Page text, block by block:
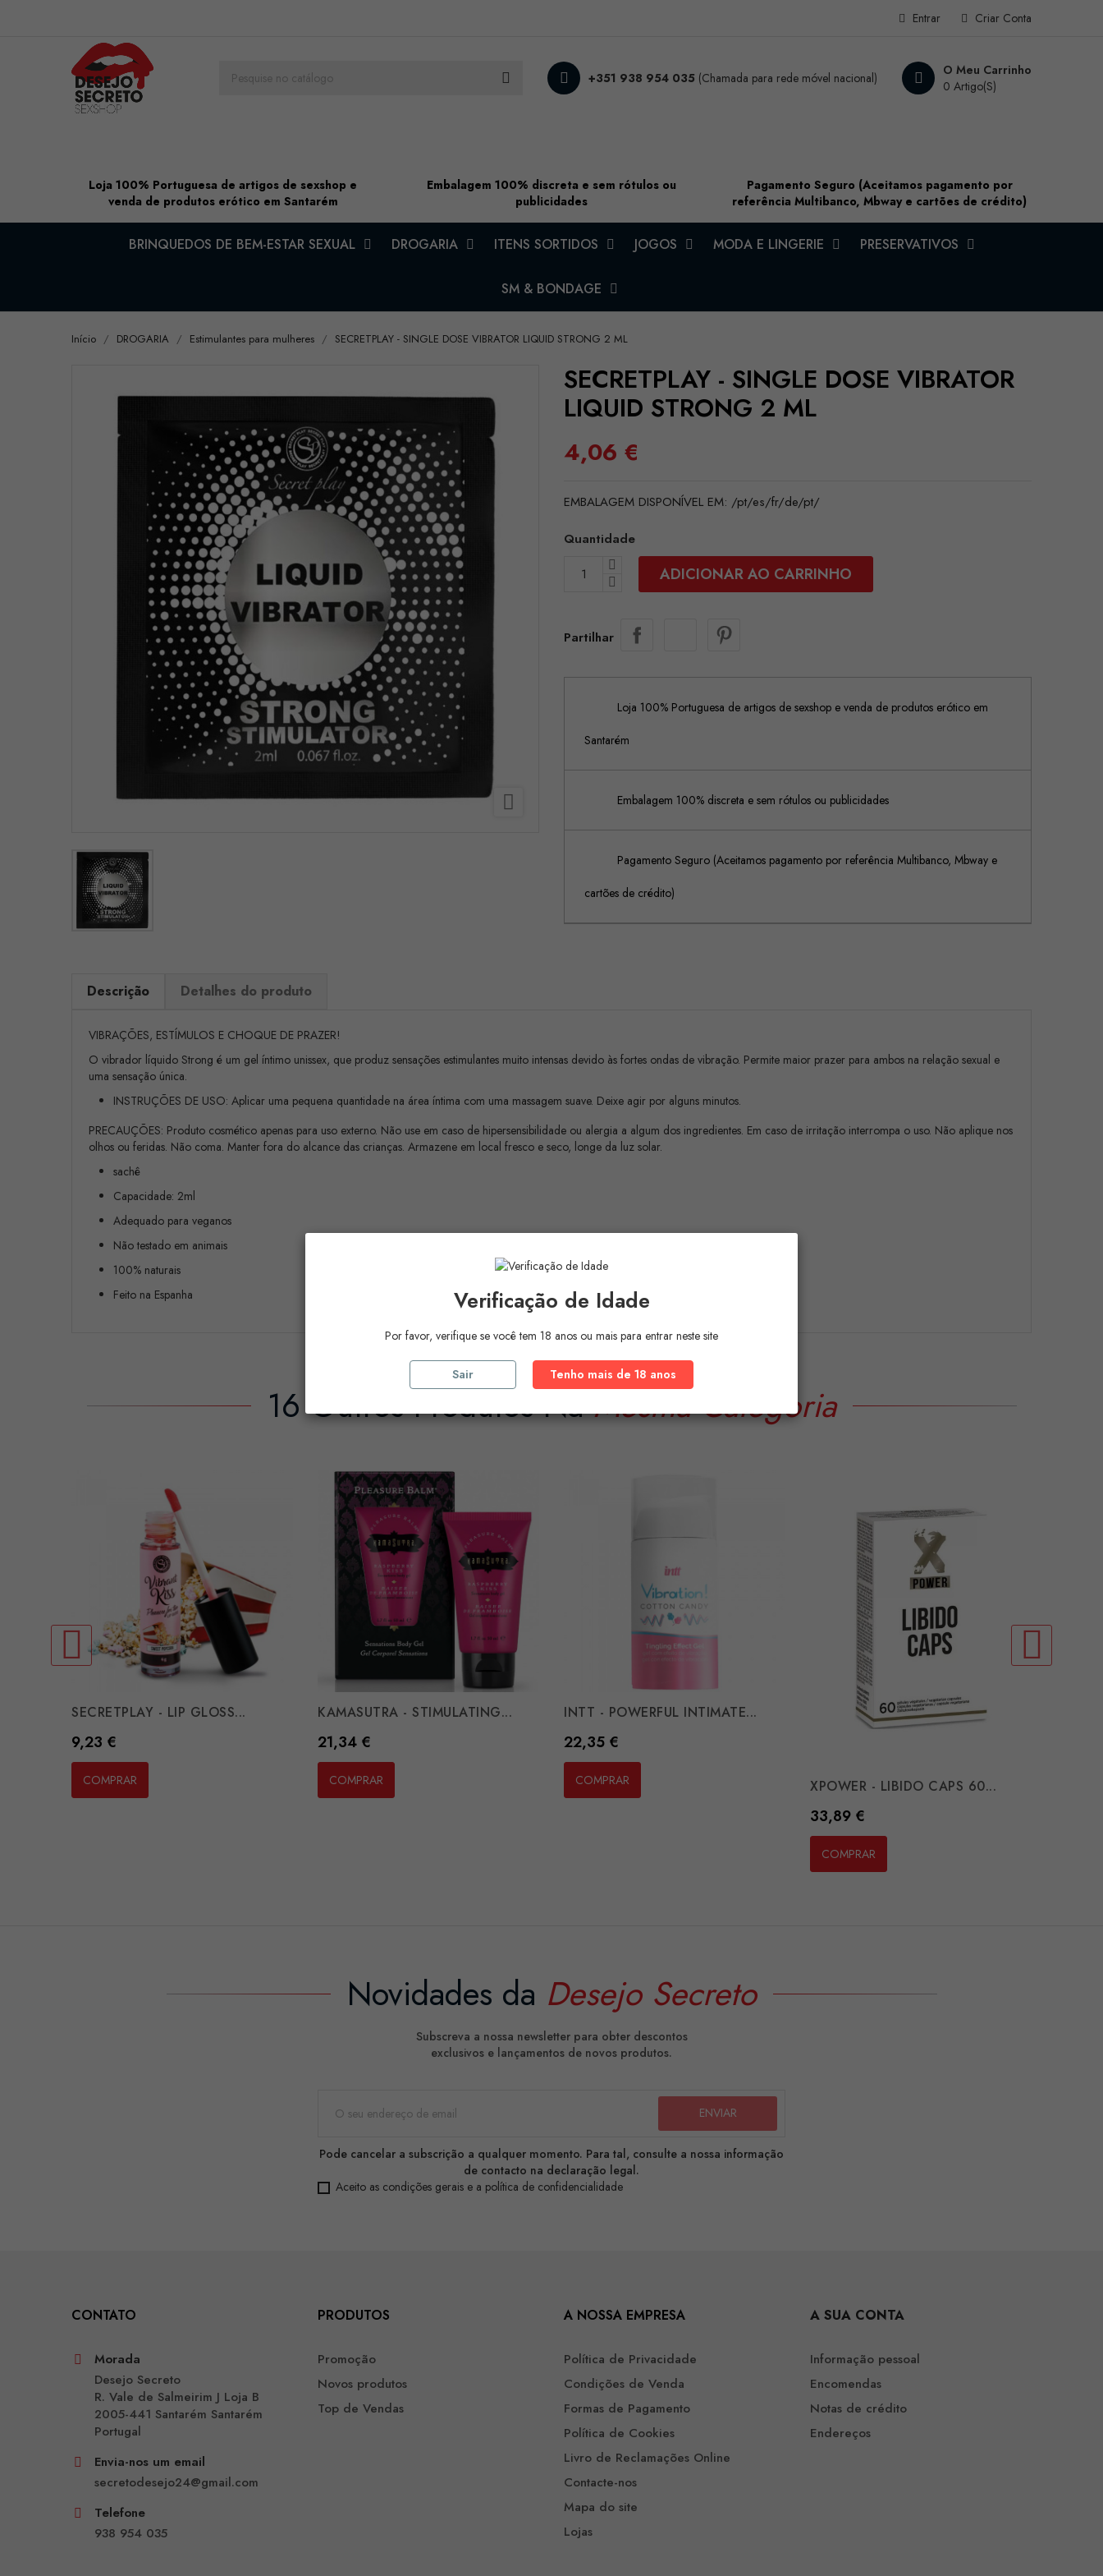
Criar Conta
Entrar
O Meu Carrinho
0 Artigo(s)
+351 938 954 035 (Chamada para rede móvel nacional)
Loja 100% Portuguesa de artigos de sexshop e
venda de produtos erótico em Santarém
Embalagem 100% discreta e sem rótulos ou
publicidades
Pagamento Seguro (Aceitamos pagamento por
referência Multibanco, Mbway e cartões de crédito)
BRINQUEDOS DE BEM-ESTAR SEXUAL DROGARIA ITENS SORTIDOS JOGOS MODA E LINGERIE PRESERVATIVOS
SM & BONDAGE
Início DROGARIA Estimulantes para mulheres SECRETPLAY - SINGLE DOSE VIBRATOR LIQUID STRONG 2 ML

SECRETPLAY - SINGLE DOSE VIBRATOR
LIQUID STRONG 2 ML
4,06 €
EMBALAGEM DISPONÍVEL EM: /pt/es/fr/de/pt/
Quantidade
ADICIONAR AO CARRINHO
Partilhar
Loja 100% Portuguesa de artigos de sexshop e venda de produtos erótico em
Santarém
Embalagem 100% discreta e sem rótulos ou publicidades
Pagamento Seguro (Aceitamos pagamento por referência Multibanco, Mbway e
cartões de crédito)
Descrição Detalhes do produto
VIBRAÇÕES, ESTÍMULOS E CHOQUE DE PRAZER!
O vibrador líquido Strong é um gel íntimo unissex, que produz sensações estimulantes muito intensas devido às fortes ondas de vibração. Permite maior prazer para ambos na relação sexual e
uma sensação única.
INSTRUÇÕES DE USO: Aplicar uma pequena quantidade na área íntima com uma massagem suave. Deixe agir por alguns minutos.
PRECAUÇÕES: Produto cosmético apenas para uso externo. Não use em caso de hipersensibilidade ou alergia a algum dos ingredientes. Em caso de irritação interrompa o uso. Não aplique nos
olhos ou feridas. Não coma. Manter fora do alcance das crianças. Armazene em local fresco e seco, longe da luz solar.
sachê
Capacidade: 2ml
Adequado para veganos
Não testado em animais
100% naturais
Feito na Espanha
16 Outros Produtos NaMesma Categoria
SECRETPLAY - LIP GLOSS...
Preço
9,23 €
COMPRAR
KAMASUTRA - STIMULATING...
Preço
21,34 €
COMPRAR
INTT - POWERFUL INTIMATE...
Preço
22,35 €
COMPRAR XPOWER - LIBIDO CAPS 60...
Preço
33,89 €
COMPRAR
Novidades da Desejo Secreto
Subscreva a nossa newsletter para obter descontos
exclusivos e lançamentos de novos produtos.
Pode cancelar a subscrição a qualquer momento. Para tal, consulte a nossa informação
de contacto na declaração legal.
Aceito as condições gerais e a política de confidencialidade
CONTATO
Morada
Desejo Secreto
R. Vale de Salmeirim J Loja B
2005-441 Santarém Santarém
Portugal
Envia-nos um email
secretodesejo24@gmail.com
Telefone
938 954 035
PRODUTOS
Promoção
Novos produtos
Top de Vendas
A NOSSA EMPRESA
Política de Privacidade
Condições de Venda
Formas de Pagamento
Política de Cookies
Livro de Reclamações Online
Contacte-nos
Mapa do site
Lojas
A SUA CONTA
Informação pessoal
Encomendas
Notas de crédito
Endereços
Verificação de Idade
Por favor, verifique se você tem 18 anos ou mais para entrar neste site
Sair Tenho mais de 18 anos